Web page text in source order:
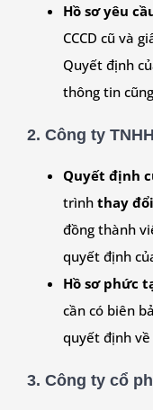
Hồ sơ yêu
CCCD cũ và
Quyết định
thông tin
2. Công ty
Quyết định
trình thay đổi
đồng thành
quyết định
Hồ sơ phức
cần có biên
quyết định về
3. Công ty cổ